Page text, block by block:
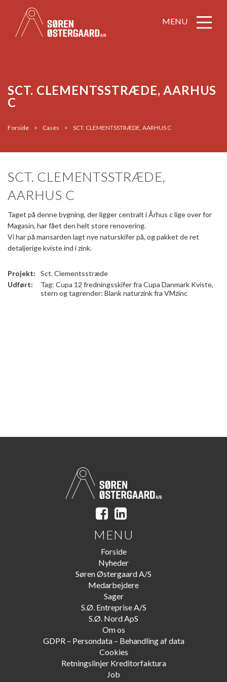
MENU
SCT. CLEMENTSSTRÆDE, AARHUS
C
Forside > Cases > SCT. CLEMENTSSTRÆDE, AARHUS C
SCT. CLEMENTSSTRÆDE,
AARHUS C
Taget på denne bygning, der ligger centralt i Århus c lige over for
Magasin, har fået den helt store renovering.
Vi har på mansarden lagt nye naturskifer på, og pakket de ret
detaljerige kviste ind i zink.
Projekt:
Sct. Clementsstræde
Udført:
Tag: Cupa 12 fredningsskifer fra Cupa Danmark Kviste,
stern og tagrender: Blank naturzink fra VMzinc
MENU
Forside
Nyheder
Søren Østergaard A/S
Medarbejdere
Sager
S.Ø. Entreprise A/S
S.Ø. Nord ApS
Om os
GDPR – Persondata – Behandling af data
Cookies
Retningslinjer Kreditorfaktura
Job